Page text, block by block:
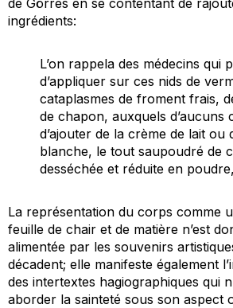
de Görres en se contentant de
ingrédients:
L’on rappela des médecins qui
d’appliquer sur ces nids de
cataplasmes de froment frais,
de chapon, auxquels d’aucuns
d’ajouter de la crème de lait ou
blanche, le tout saupoudré de
desséchée et réduite en
La représentation du corps comme
feuille de chair et de matière n’est
alimentée par les souvenirs
décadent; elle manifeste également
des intertextes hagiographiques qui
aborder la sainteté sous son aspect